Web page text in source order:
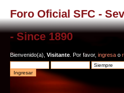
Foro Oficial SFC -
- Since 1890
Bienvenido(a), Visitante . Por favor, ingresa o